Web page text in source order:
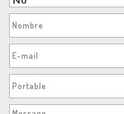
Nombre
E-mail
Portable